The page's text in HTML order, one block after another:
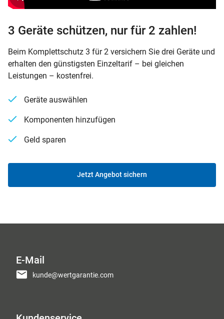
3 Geräte schützen, nur für 2 zahlen!
Beim Komplettschutz 3 für 2 versichern Sie drei Geräte und
erhalten den günstigsten Einzeltarif – bei gleichen
Leistungen – kostenfrei.
Geräte auswählen
Komponenten hinzufügen
Geld sparen
Jetzt Angebot sichern
E-Mail
kunde@wertgarantie.com